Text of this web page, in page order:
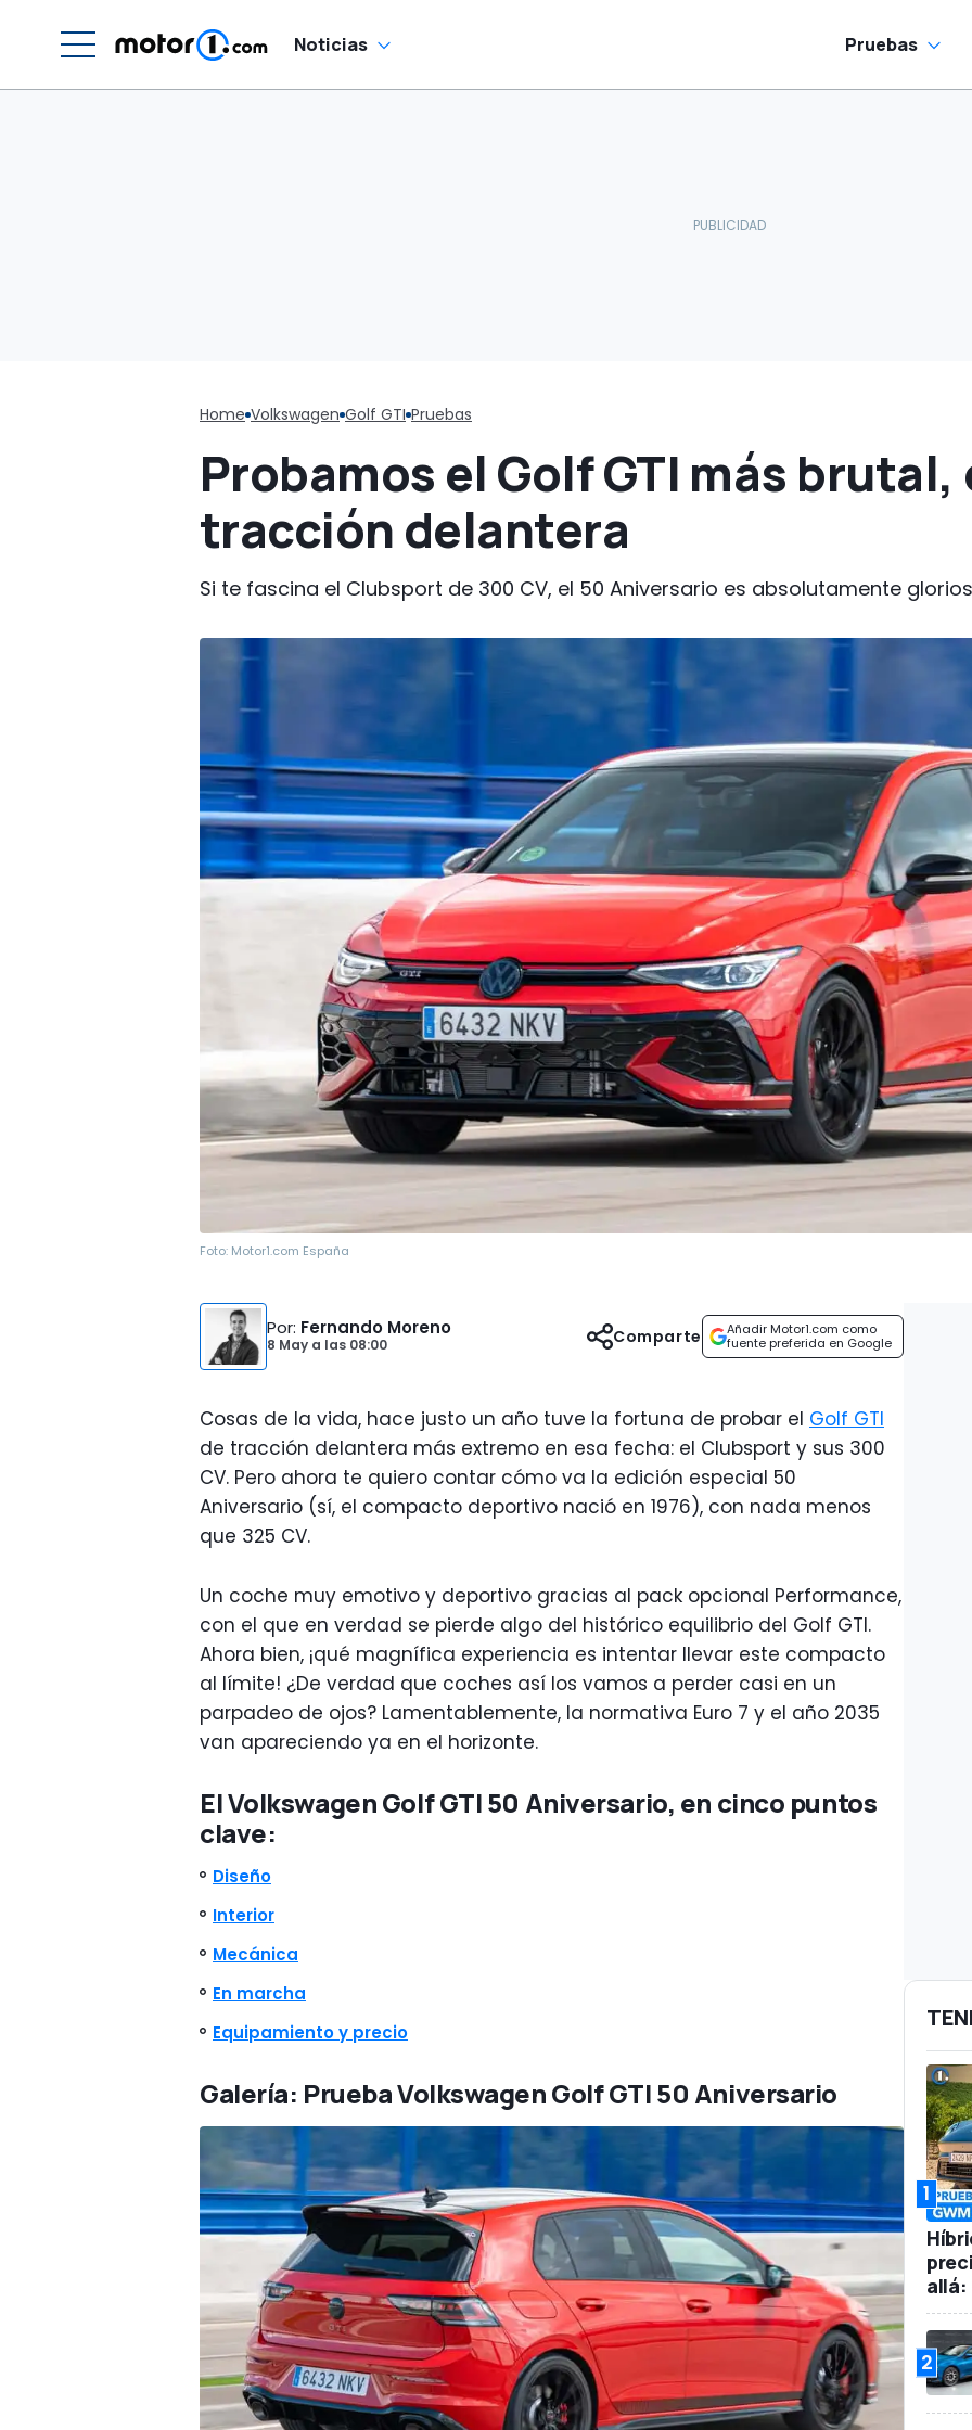
Noticias Pruebas
Home Volkswagen Golf GTI Pruebas
Probamos el Golf GTI más brutal,
tracción delantera
Si te fascina el Clubsport de 300 CV, el 50 Aniversario es absolutamente
Foto: Motor1.com España
Por: Fernando Moreno
8 May a las 08:00
Añadir Motor1.com como
fuente preferida en Google
Comparte
Cosas de la vida, hace justo un año tuve la fortuna de probar el Golf GTI
de tracción delantera más extremo en esa fecha: el Clubsport y sus 300
CV. Pero ahora te quiero contar cómo va la edición especial 50
Aniversario (sí, el compacto deportivo nació en 1976), con nada menos
que 325 CV.
Un coche muy emotivo y deportivo gracias al pack opcional Performance,
con el que en verdad se pierde algo del histórico equilibrio del Golf GTI.
Ahora bien, ¡qué magnífica experiencia es intentar llevar este compacto
al límite! ¿De verdad que coches así los vamos a perder casi en un
parpadeo de ojos? Lamentablemente, la normativa Euro 7 y el año 2035
van apareciendo ya en el horizonte.
El Volkswagen Golf GTI 50 Aniversario, en cinco puntos
clave:
Diseño
Interior
Mecánica
En marcha
Equipamiento y precio
Galería: Prueba Volkswagen Golf GTI 50 Aniversario
1
allá:
2